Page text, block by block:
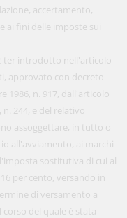
accertamento,
ai fini delle imposte sui
ter introdotto nell'articolo
approvato con decreto
1986, n. 917, dall'articolo
n. 244, e del relativo
assoggettare, in tutto o
all'avviamento, ai marchi
sostitutiva di cui al
per cento, versando in
di versamento a
del quale è stata